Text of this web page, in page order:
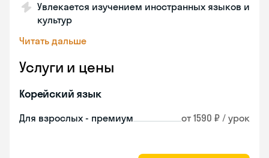
Увлекается изучением иностранных языков и
культур
Читать дальше
Услуги и цены
Корейский язык
Для взрослых - премиум от 1590 ₽ / урок